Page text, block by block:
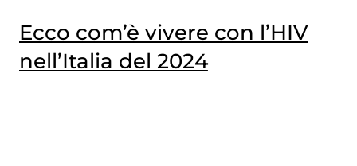
Ecco com’è vivere con l’HIV
nell’Italia del 2024